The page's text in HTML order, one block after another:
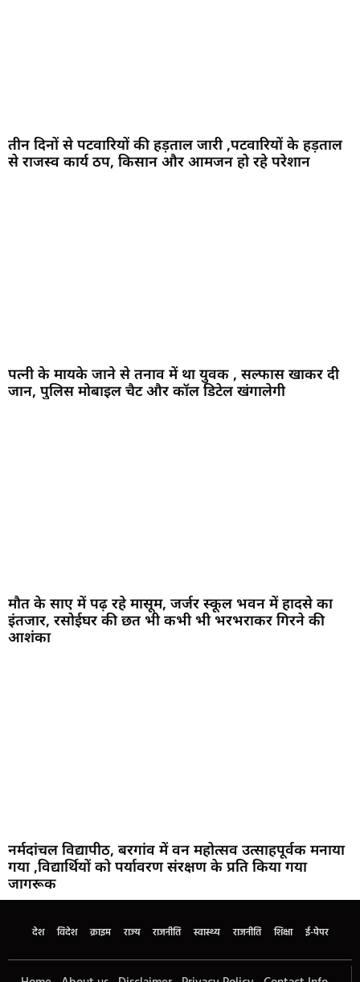
तीन दिनों से पटवारियों की हड़ताल जारी ,पटवारियों के हड़ताल
से राजस्व कार्य ठप, किसान और आमजन हो रहे परेशान
पत्नी के मायके जाने से तनाव में था युवक , सल्फास खाकर दी
जान, पुलिस मोबाइल चैट और कॉल डिटेल खंगालेगी
मौत के साए में पढ़ रहे मासूम, जर्जर स्कूल भवन में हादसे का
इंतजार, रसोईघर की छत भी कभी भी भरभराकर गिरने की
आशंका
नर्मदांचल विद्यापीठ, बरगांव में वन महोत्सव उत्साहपूर्वक मनाया
गया ,विद्यार्थियों को पर्यावरण संरक्षण के प्रति किया गया
जागरूक
देश विदेश क्राइम राज्य राजनीति स्वास्थ्य राजनीति शिक्षा ई-पेपर